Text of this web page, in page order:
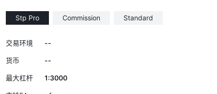
Stp Pro Commission Standard
交易环境 --
货币 --
最大杠杆 1:3000